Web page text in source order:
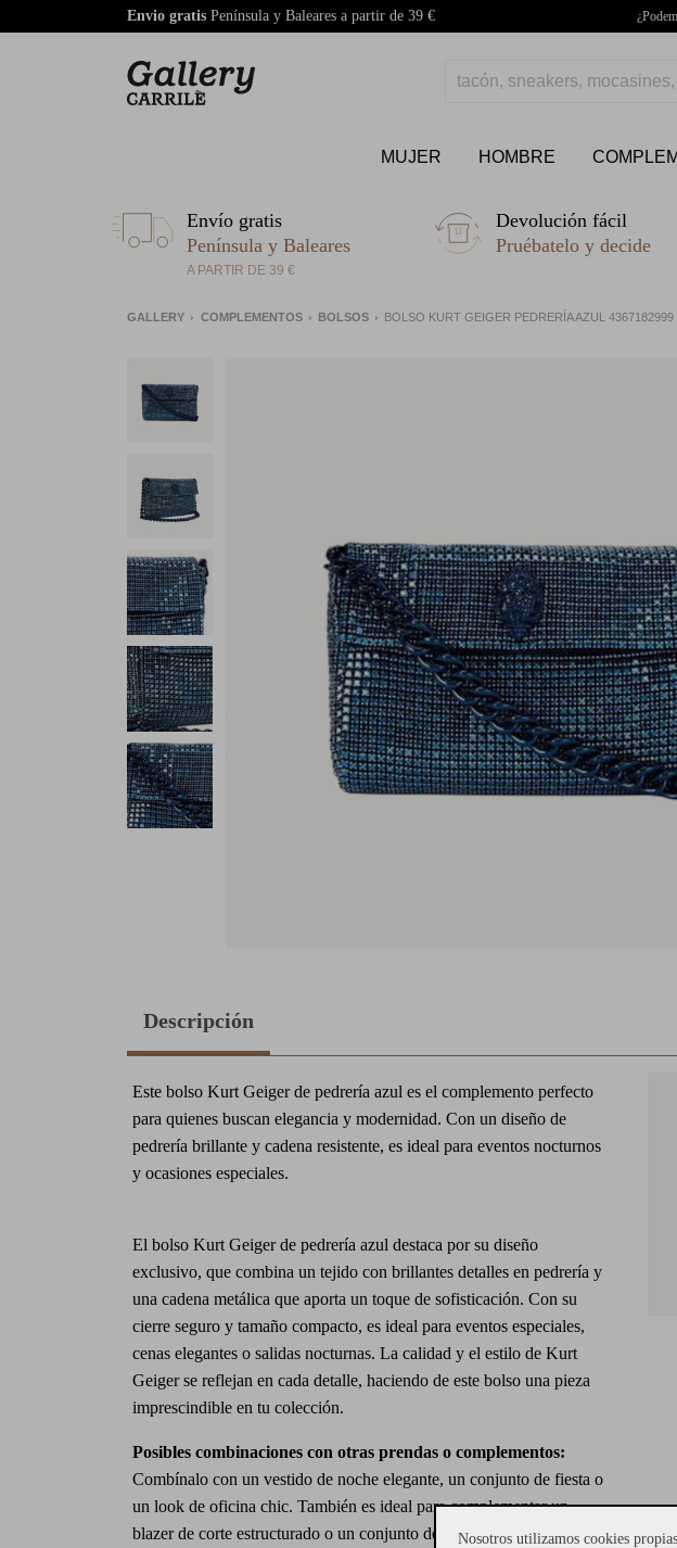
Envio gratis Península y Baleares a partir de 39 €
MUJER HOMBRE
Envío gratis
Península y Baleares
A PARTIR DE 39 €
Devolución fácil
Pruébatelo y decide
GALLERY COMPLEMENTOS BOLSOS BOLSO KURT GEIGER PEDRERÍA AZUL
Descripción
Este bolso Kurt Geiger de pedrería azul es el complemento perfecto
para quienes buscan elegancia y modernidad. Con un diseño de
pedrería brillante y cadena resistente, es ideal para eventos nocturnos
y ocasiones especiales.
El bolso Kurt Geiger de pedrería azul destaca por su diseño
exclusivo, que combina un tejido con brillantes detalles en pedrería y
una cadena metálica que aporta un toque de sofisticación. Con su
cierre seguro y tamaño compacto, es ideal para eventos especiales,
cenas elegantes o salidas nocturnas. La calidad y el estilo de Kurt
Geiger se reflejan en cada detalle, haciendo de este bolso una pieza
imprescindible en tu colección.
Posibles combinaciones con otras prendas o complementos:
Combínalo con un vestido de noche elegante, un conjunto de fiesta o
un look de oficina chic. También es ideal para complementar un
blazer de corte estructurado o un conjunto de pantalones y top de
Nosotros utilizamos cookies